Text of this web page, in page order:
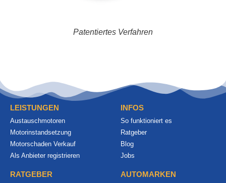
Patentiertes Verfahren
LEISTUNGEN
Austauschmotoren
Motorinstandsetzung
Motorschaden Verkauf
Als Anbieter registrieren
INFOS
So funktioniert es
Ratgeber
Blog
Jobs
RATGEBER AUTOMARKEN